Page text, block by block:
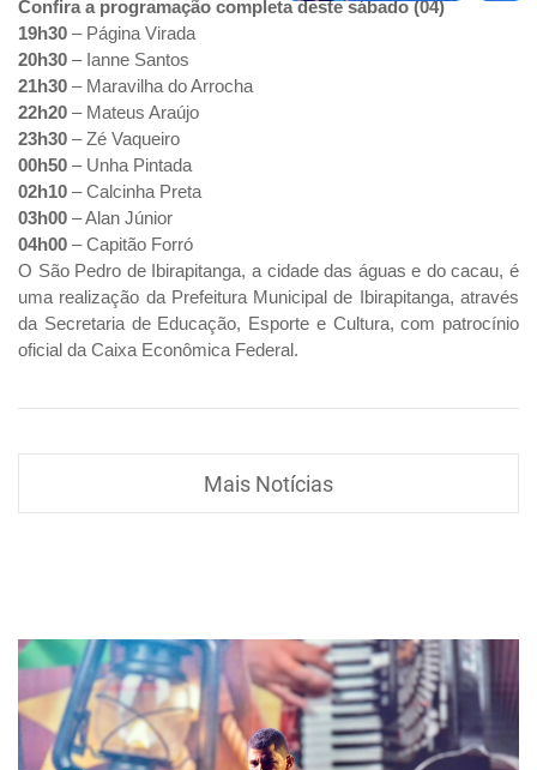
Confira a programação completa deste sábado (04)
19h30 – Página Virada
20h30 – Ianne Santos
21h30 – Maravilha do Arrocha
22h20 – Mateus Araújo
23h30 – Zé Vaqueiro
00h50 – Unha Pintada
02h10 – Calcinha Preta
03h00 – Alan Júnior
04h00 – Capitão Forró
O São Pedro de Ibirapitanga, a cidade das águas e do cacau, é
uma realização da Prefeitura Municipal de Ibirapitanga, através
da Secretaria de Educação, Esporte e Cultura, com patrocínio
oficial da Caixa Econômica Federal.
Mais Notícias